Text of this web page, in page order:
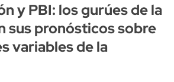
y PBI: los gurúes de la
sus pronósticos sobre
variables de la